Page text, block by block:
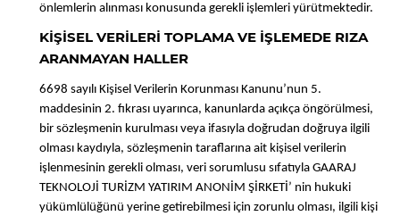
önlemlerin alınması konusunda gerekli işlemleri yürütmektedir.
KİŞİSEL VERİLERİ TOPLAMA VE İŞLEMEDE RIZA
ARANMAYAN HALLER
6698 sayılı Kişisel Verilerin Korunması Kanunu’nun 5.
maddesinin 2. fıkrası uyarınca, kanunlarda açıkça öngörülmesi,
bir sözleşmenin kurulması veya ifasıyla doğrudan doğruya ilgili
olması kaydıyla, sözleşmenin taraflarına ait kişisel verilerin
işlenmesinin gerekli olması, veri sorumlusu sıfatıyla GAARAJ
TEKNOLOJİ TURİZM YATIRIM ANONİM ŞİRKETİ’ nin hukuki
yükümlülüğünü yerine getirebilmesi için zorunlu olması, ilgili kişi